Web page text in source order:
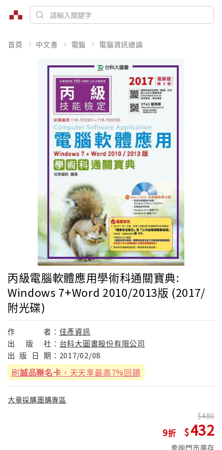
首頁 中文書 電腦 電腦資訊總論
丙級電腦軟體應用學術科通關寶典:
Windows 7+Word 2010/2013版 (2017/
附光碟)
作 者： 佳彥資訊
出
版 社： 台科大圖書股份有限公司
出 版 日 期： 2017/02/08
刷誠品聯名卡 ，天天享最高7%回饋
大量採購團購專區
9
480
432
查詢門市庫存